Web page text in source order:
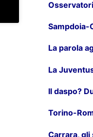
Sampdoia-
La parola
La
Il daspo?
Torino-
Carrara,